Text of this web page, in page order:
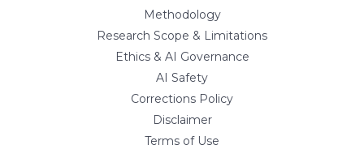
Methodology
Research Scope & Limitations
Ethics & AI Governance
AI Safety
Corrections Policy
Disclaimer
Terms of Use